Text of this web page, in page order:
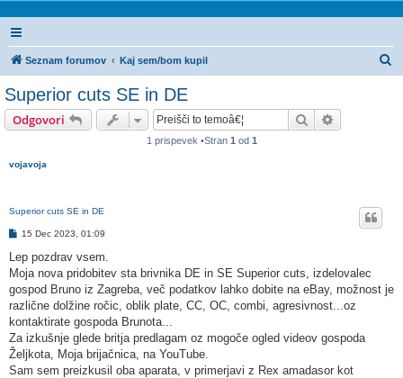
Seznam forumov Kaj sem/bom kupil
Superior cuts SE in DE
Odgovori Iskanje
1 prispevek •Stran 1 od 1
vojavoja
Superior cuts SE in DE
O
g
o
v
o
15 Dec 2023, 01:09
Lep pozdrav vsem.
Moja nova pridobitev sta brivnika DE in SE Superior cuts, izdelovalec
gospod Bruno iz Zagreba, več podatkov lahko dobite na eBay, možnost je
različne dolžine ročic, oblik plate, CC, OC, combi, agresivnost...oz
kontaktirate gospoda Brunota...
Za izkušnje glede britja predlagam oz mogoče ogled videov gospoda
Željkota, Moja brijačnica, na YouTube.
Sam sem preizkusil oba aparata, v primerjavi z Rex amadasor kot